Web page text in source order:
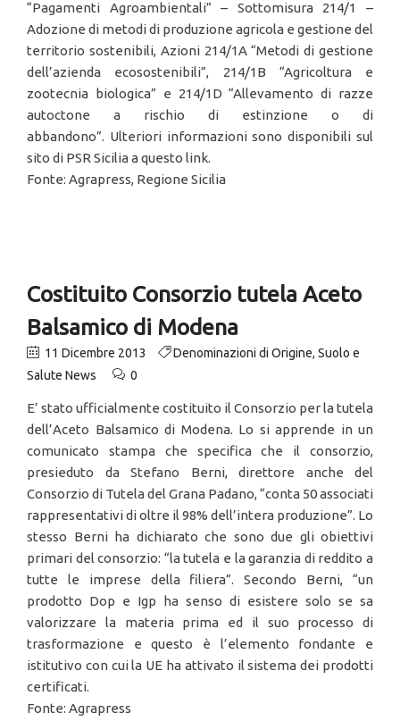
“Pagamenti Agroambientali” – Sottomisura 214/1 –
Adozione di metodi di produzione agricola e gestione del
territorio sostenibili, Azioni 214/1A “Metodi di gestione
dell’azienda ecosostenibili”, 214/1B “Agricoltura e
zootecnia biologica” e 214/1D “Allevamento di razze
autoctone a rischio di estinzione o di
abbandono”. Ulteriori informazioni sono disponibili sul
sito di PSR Sicilia a questo link.
Fonte: Agrapress, Regione Sicilia
Costituito Consorzio tutela Aceto
Balsamico di Modena
11 Dicembre 2013 Denominazioni di Origine, Suolo e
Salute News
0
E’ stato ufficialmente costituito il Consorzio per la tutela
dell’Aceto Balsamico di Modena. Lo si apprende in un
comunicato stampa che specifica che il consorzio,
presieduto da Stefano Berni, direttore anche del
Consorzio di Tutela del Grana Padano, “conta 50 associati
rappresentativi di oltre il 98% dell’intera produzione”. Lo
stesso Berni ha dichiarato che sono due gli obiettivi
primari del consorzio: “la tutela e la garanzia di reddito a
tutte le imprese della filiera”. Secondo Berni, “un
prodotto Dop e Igp ha senso di esistere solo se sa
valorizzare la materia prima ed il suo processo di
trasformazione e questo è l’elemento fondante e
istitutivo con cui la UE ha attivato il sistema dei prodotti
certificati.
Fonte: Agrapress